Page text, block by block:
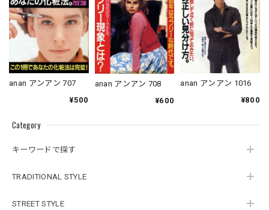
Category
キーワードで探す
TRADITIONAL STYLE
STREET STYLE
anan アンアン 707
¥500
anan アンアン 708
¥600
anan アンアン 1016
¥800